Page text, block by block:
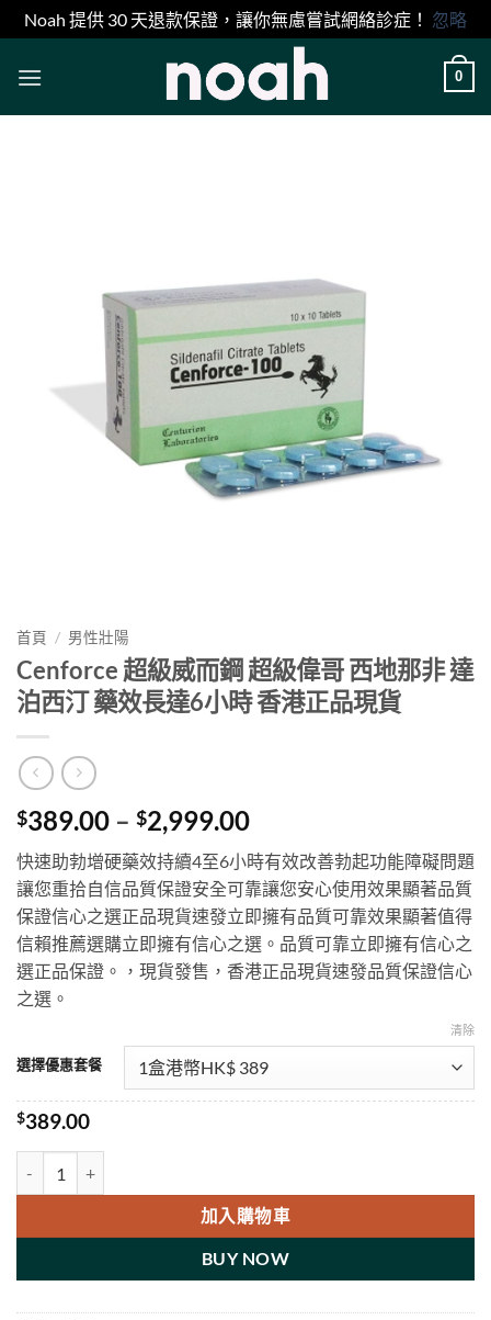
Noah 提供 30 天退款保證，讓你無慮嘗試網絡診症！ 忽略
0
首頁 / 男性壯陽
Cenforce 超級威而鋼 超級偉哥 西地那非 達
泊西汀 藥效長達6小時 香港正品現貨
$389.00 – $2,999.00Price
range:
$389.00
through
$2,999.00
快速助勃增硬藥效持續4至6小時有效改善勃起功能障礙問題
讓您重拾自信品質保證安全可靠讓您安心使用效果顯著品質
保證信心之選正品現貨速發立即擁有品質可靠效果顯著值得
信賴推薦選購立即擁有信心之選。品質可靠立即擁有信心之
選正品保證。，現貨發售，香港正品現貨速發品質保證信心
之選。
選擇優惠套餐
清除
$389.00
加入購物車
BUY NOW